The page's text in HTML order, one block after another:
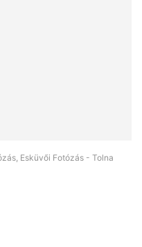
Esküvői Fotózás - Tolna